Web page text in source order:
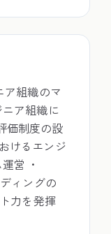
組織のマ
ア組織に
価制度の設
けるエンジ
営 ・
ィングの
力を発揮